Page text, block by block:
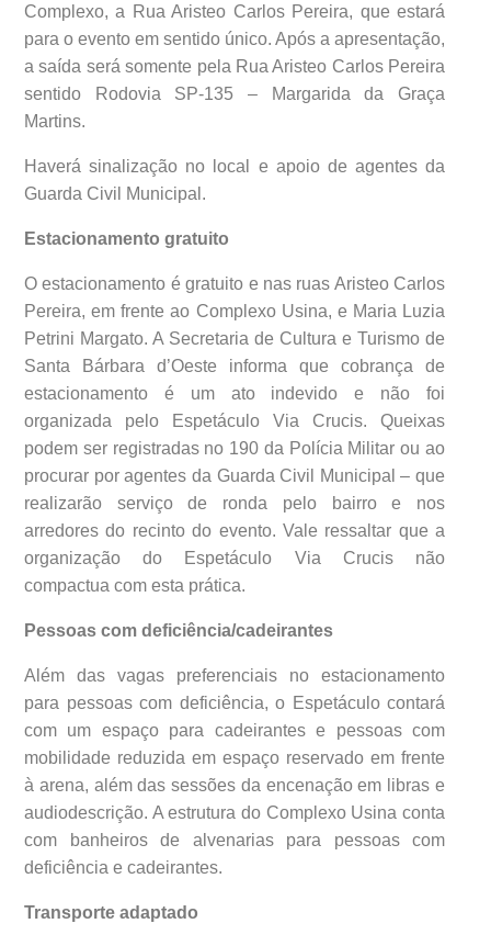
Complexo, a Rua Aristeo Carlos Pereira, que estará
para o evento em sentido único. Após a apresentação,
a saída será somente pela Rua Aristeo Carlos Pereira
sentido Rodovia SP-135 – Margarida da Graça
Martins.
Haverá sinalização no local e apoio de agentes da
Guarda Civil Municipal.
Estacionamento gratuito
O estacionamento é gratuito e nas ruas Aristeo Carlos
Pereira, em frente ao Complexo Usina, e Maria Luzia
Petrini Margato. A Secretaria de Cultura e Turismo de
Santa Bárbara d’Oeste informa que cobrança de
estacionamento é um ato indevido e não foi
organizada pelo Espetáculo Via Crucis. Queixas
podem ser registradas no 190 da Polícia Militar ou ao
procurar por agentes da Guarda Civil Municipal – que
realizarão serviço de ronda pelo bairro e nos
arredores do recinto do evento. Vale ressaltar que a
organização do Espetáculo Via Crucis não
compactua com esta prática.
Pessoas com deficiência/cadeirantes
Além das vagas preferenciais no estacionamento
para pessoas com deficiência, o Espetáculo contará
com um espaço para cadeirantes e pessoas com
mobilidade reduzida em espaço reservado em frente
à arena, além das sessões da encenação em libras e
audiodescrição. A estrutura do Complexo Usina conta
com banheiros de alvenarias para pessoas com
deficiência e cadeirantes.
Transporte adaptado